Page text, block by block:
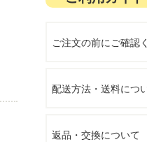
ご注文の前にご確認
配送方法・送料につ
返品・交換について